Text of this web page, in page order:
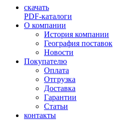
скачать
PDF-каталоги
О компании
История компании
География поставок
Новости
Покупателю
Оплата
Отгрузка
Доставка
Гарантии
Статьи
контакты